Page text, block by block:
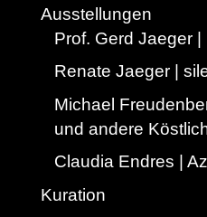
Ausstellungen
Prof. Gerd Jaeger
Renate Jaeger |
Michael
und andere
Claudia Endres |
Kuration